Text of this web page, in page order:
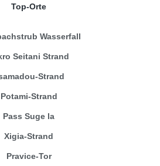
Top-Orte
Wasserfall
Seitani Strand
Strand
Potami-Strand
Pass Suge la
Xigia-Strand
Pravice-Tor